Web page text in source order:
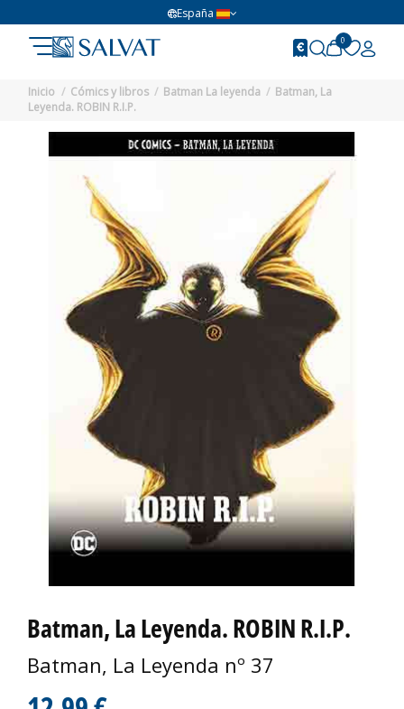
España
0
Inicio Cómics y libros Batman La leyenda
Batman, La
Leyenda. ROBIN R.I.P.
Batman, La Leyenda. ROBIN R.I.P.
Batman, La Leyenda nº 37